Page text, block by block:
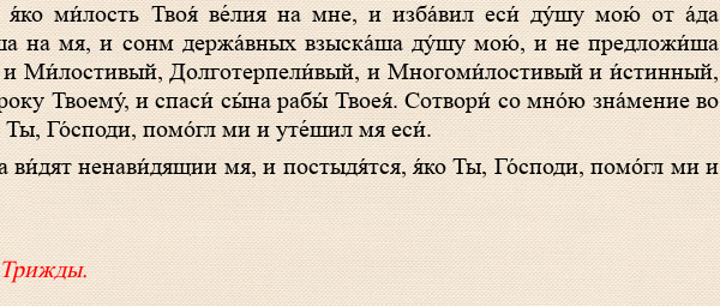
ми́лость Твоя́ ве́лия на мне, и изба́вил еси́ ду́шу мою́ от а́да
на мя, и сонм держа́вных взыска́ша ду́шу мою́, и не предложи́ша
Ми́лостивый, Долготерпели́вый, и Многоми́лостивый и и́стинный,
Твоему́, и спаси́ сы́на рабы́ Твоея́. Сотвори́ со мно́ю зна́мение во
Ты, Го́споди, помо́гл ми и уте́шил мя еси́.
ненави́дящии мя, и постыдя́тся, я́ко Ты, Го́споди, помо́гл ми и
Трижды.